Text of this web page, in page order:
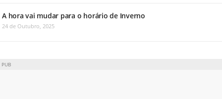
A hora vai mudar para o horário de Inverno
24 de Outubro, 2025
PUB